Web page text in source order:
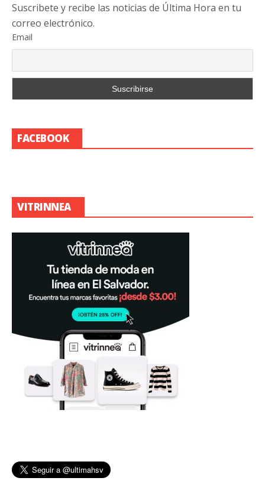
Suscribete y recibe las noticias de Última Hora en tu
correo electrónico.
Email
FACEBOOK
VITRINNEA